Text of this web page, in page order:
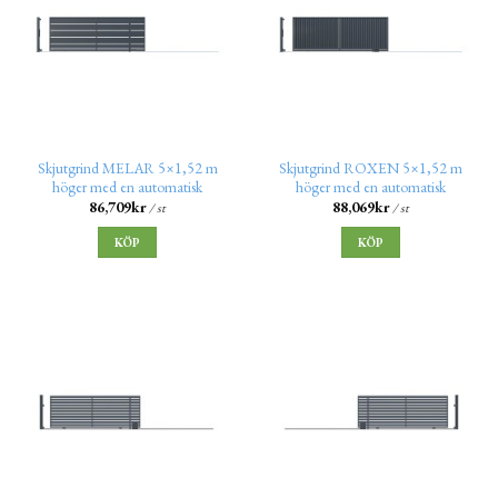
Skjutgrind MELAR 5×1,52 m
höger med en automatisk
86,709kr/ st
KÖP
Skjutgrind ROXEN 5×1,52 m
höger med en automatisk
88,069kr/ st
KÖP